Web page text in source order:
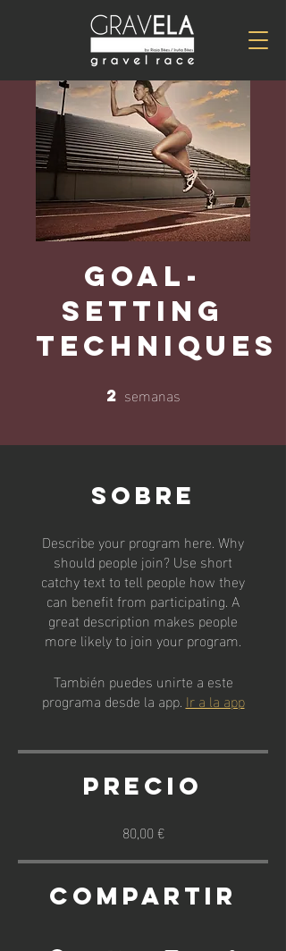
Goal-
Setting
Techniques
2 semanas
Sobre
Describe your program here. Why
should people join? Use short
catchy text to tell people how they
can benefit from participating. A
great description makes people
more likely to join your program.
También puedes unirte a este
programa desde la app. Ir a la app
Precio
80,00 €
Compartir